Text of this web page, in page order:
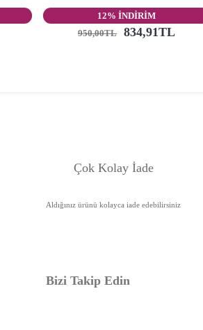
12% İNDİRİM
950,00TL
834,91TL
Çok Kolay İade
Aldığınız ürünü kolayca iade edebilirsiniz
Bizi Takip Edin